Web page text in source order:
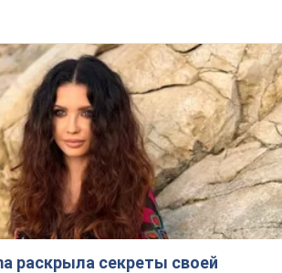
раскрыла секреты своей